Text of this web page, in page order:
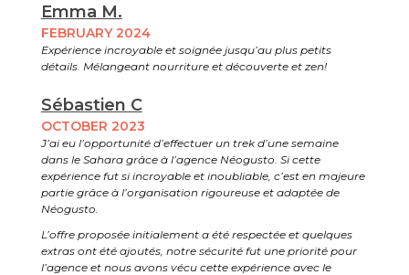
Emma M.
FEBRUARY 2024
Expérience incroyable et soignée jusqu’au plus petits
détails. Mélangeant nourriture et découverte et zen!
Sébastien C
OCTOBER 2023
J’ai eu l’opportunité d’effectuer un trek d’une semaine
dans le Sahara grâce à l’agence Néogusto. Si cette
expérience fut si incroyable et inoubliable, c’est en majeure
partie grâce à l’organisation rigoureuse et adaptée de
Néogusto.
L’offre proposée initialement a été respectée et quelques
extras ont été ajoutés, notre sécurité fut une priorité pour
l’agence et nous avons vécu cette expérience avec le